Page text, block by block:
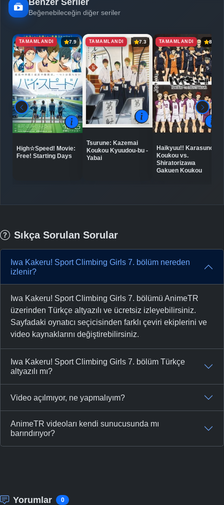
Beğenebileceğin diğer seriler
TAMAMLANDI 7.9
High☆Speed! Movie:
Free! Starting Days
TAMAMLANDI 7.3
Tsurune: Kazemai
Koukou Kyuudou-bu -
Yabai
TAMAMLANDI 8.8
Haikyuu!! Karasuno
Koukou vs.
Shiratorizawa
Gakuen Koukou
Sıkça Sorulan Sorular
Iwa Kakeru! Sport Climbing Girls 7. bölüm nereden
izlenir?
Iwa Kakeru! Sport Climbing Girls 7. bölümü AnimeTR
üzerinden Türkçe altyazılı ve ücretsiz izleyebilirsiniz.
Sayfadaki oynatıcı seçicisinden farklı çeviri ekiplerini ve
video kaynaklarını değiştirebilirsiniz.
Iwa Kakeru! Sport Climbing Girls 7. bölüm Türkçe
altyazılı mı?
Video açılmıyor, ne yapmalıyım?
AnimeTR videoları kendi sunucusunda mı
barındırıyor?
Yorumlar 0